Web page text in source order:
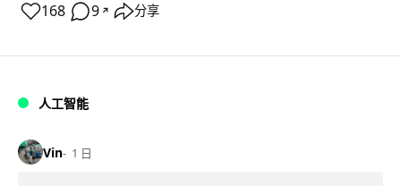
168 9 ↗ 分享
人工智能
Vin 1 日